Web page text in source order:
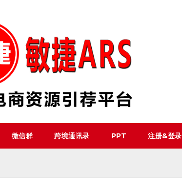
微信群 跨境通讯录 PPT 注册&登录